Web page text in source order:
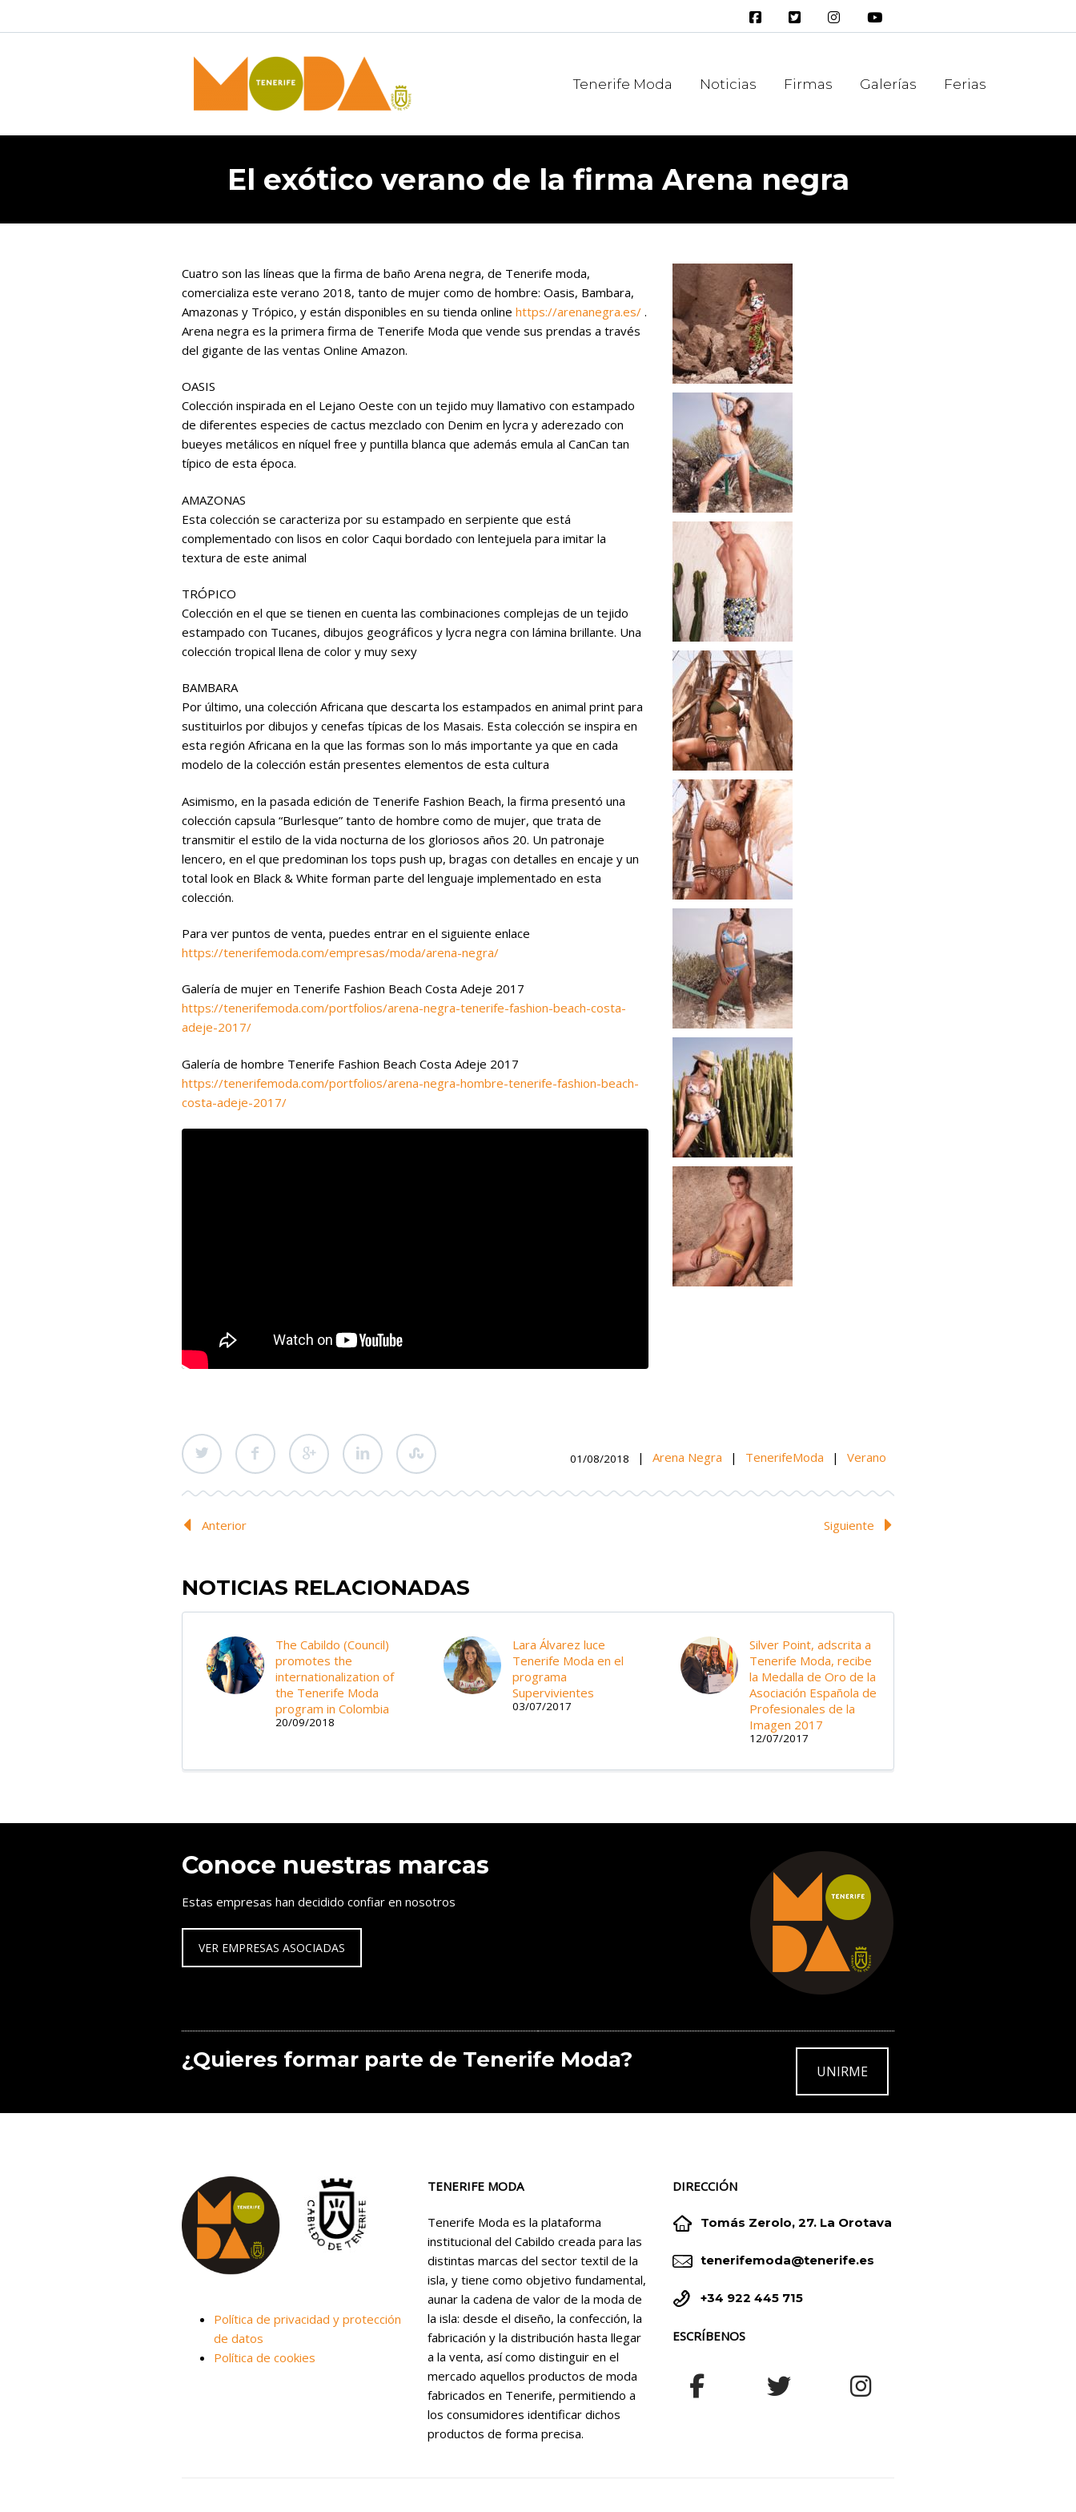
Tenerife Moda Noticias Firmas Galerías Ferias
El exótico verano de la firma Arena negra
Cuatro son las líneas que la firma de baño Arena negra, de Tenerife moda,
comercializa este verano 2018, tanto de mujer como de hombre: Oasis, Bambara,
Amazonas y Trópico, y están disponibles en su tienda online https://arenanegra.es/ .
Arena negra es la primera firma de Tenerife Moda que vende sus prendas a través
del gigante de las ventas Online Amazon.
OASIS
Colección inspirada en el Lejano Oeste con un tejido muy llamativo con estampado
de diferentes especies de cactus mezclado con Denim en lycra y aderezado con
bueyes metálicos en níquel free y puntilla blanca que además emula al CanCan tan
típico de esta época.
AMAZONAS
Esta colección se caracteriza por su estampado en serpiente que está
complementado con lisos en color Caqui bordado con lentejuela para imitar la
textura de este animal
TRÓPICO
Colección en el que se tienen en cuenta las combinaciones complejas de un tejido
estampado con Tucanes, dibujos geográficos y lycra negra con lámina brillante. Una
colección tropical llena de color y muy sexy
BAMBARA
Por último, una colección Africana que descarta los estampados en animal print para
sustituirlos por dibujos y cenefas típicas de los Masais. Esta colección se inspira en
esta región Africana en la que las formas son lo más importante ya que en cada
modelo de la colección están presentes elementos de esta cultura
Asimismo, en la pasada edición de Tenerife Fashion Beach, la firma presentó una
colección capsula “Burlesque” tanto de hombre como de mujer, que trata de
transmitir el estilo de la vida nocturna de los gloriosos años 20. Un patronaje
lencero, en el que predominan los tops push up, bragas con detalles en encaje y un
total look en Black & White forman parte del lenguaje implementado en esta
colección.
Para ver puntos de venta, puedes entrar en el siguiente enlace
https://tenerifemoda.com/empresas/moda/arena-negra/
Galería de mujer en Tenerife Fashion Beach Costa Adeje 2017
https://tenerifemoda.com/portfolios/arena-negra-tenerife-fashion-beach-costa-
adeje-2017/
Galería de hombre Tenerife Fashion Beach Costa Adeje 2017
https://tenerifemoda.com/portfolios/arena-negra-hombre-tenerife-fashion-beach-
costa-adeje-2017/
01/08/2018 | Arena Negra | TenerifeModa | Verano
Anterior Siguiente
NOTICIAS RELACIONADAS
The Cabildo (Council)
promotes the
internationalization of
the Tenerife Moda
program in Colombia
20/09/2018
Lara Álvarez luce
Tenerife Moda en el
programa
Supervivientes
03/07/2017
Silver Point, adscrita a
Tenerife Moda, recibe
la Medalla de Oro de la
Asociación Española de
Profesionales de la
Imagen 2017
12/07/2017
Conoce nuestras marcas
Estas empresas han decidido confiar en nosotros
VER EMPRESAS ASOCIADAS
¿Quieres formar parte de Tenerife Moda? UNIRME
Política de privacidad y protección
de datos
Política de cookies
TENERIFE MODA
Tenerife Moda es la plataforma
institucional del Cabildo creada para las
distintas marcas del sector textil de la
isla, y tiene como objetivo fundamental,
aunar la cadena de valor de la moda de
la isla: desde el diseño, la confección, la
fabricación y la distribución hasta llegar
a la venta, así como distinguir en el
mercado aquellos productos de moda
fabricados en Tenerife, permitiendo a
los consumidores identificar dichos
productos de forma precisa.
DIRECCIÓN

 Tomás Zerolo, 27. La Orotava

 tenerifemoda@tenerife.es

 +34 922 445 715
ESCRÍBENOS